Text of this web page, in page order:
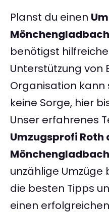
Planst du einen
benötigst
Unterstützung von
Organisation kann
keine Sorge, hier
Unser erfahrenes
Umzugsprofi Roth
Mönchengladbach
unzählige
die besten Tipps
einen